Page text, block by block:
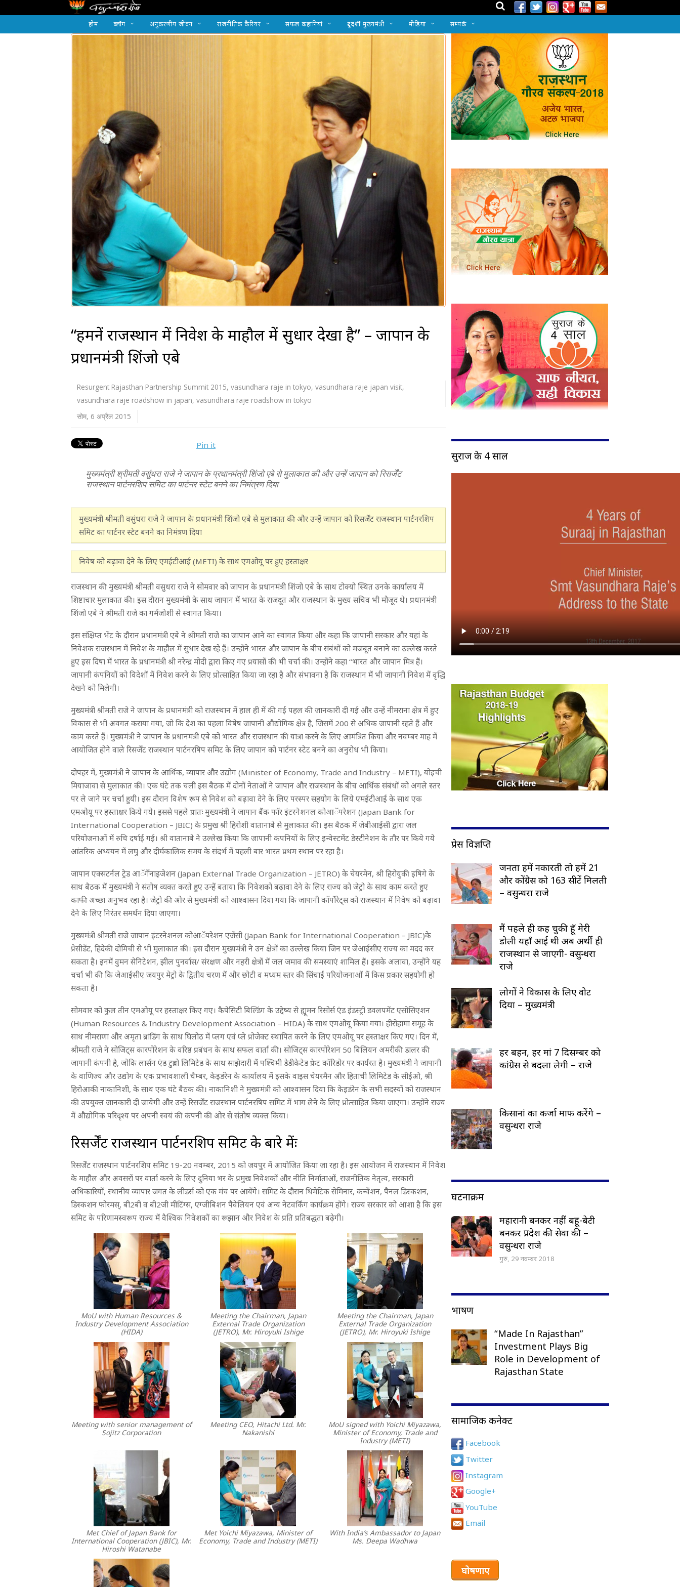
होम ब्लॉग अनुकरणीय जीवन राजनीतिक कैरियर सफल कहानियां दूरदर्शी मुख्यमंत्री मीडिया सम्पर्क
“हमनें राजस्थान में निवेश के माहौल में सुधार देखा है” – जापान के
प्रधानमंत्री शिंजो एबे
Resurgent Rajasthan Partnership Summit 2015, vasundhara raje in tokyo, vasundhara raje japan visit,
vasundhara raje roadshow in japan, vasundhara raje roadshow in tokyo
सोम, 6 अप्रैल 2015
Pin it
मुख्यमंत्री श्रीमती वसुंधरा राजे ने जापान के प्रधानमंत्री शिंजो एबे से मुलाकात की और उन्हें जापान को रिसर्जेंट
राजस्थान पार्टनरशिप समिट का पार्टनर स्टेट बनने का निमंत्रण दिया
मुख्यमंत्री श्रीमती वसुंधरा राजे ने जापान के प्रधानमंत्री शिंजो एबे से मुलाकात की और उन्हें जापान को रिसर्जेंट राजस्थान पार्टनरशिप
समिट का पार्टनर स्टेट बनने का निमंत्रण दिया
निवेष को बढ़ावा देने के लिए एमईटीआई (METI) के साथ एमओयू पर हुए हस्ताक्षर
राजस्थान की मुख्यमंत्री श्रीमती वसुधरा राजे ने सोमवार को जापान के प्रधानमंत्री शिंजो एबे के साथ टोक्यो स्थित उनके कार्यालय में
शिष्टाचार मुलाकात की। इस दौरान मुख्यमंत्री के साथ जापान में भारत के राजदूत और राजस्थान के मुख्य सचिव भी मौजूद थे। प्रधानमंत्री
शिंजो एबे ने श्रीमती राजे का गर्मजोशी से स्वागत किया।
इस संक्षिप्त भेंट के दौरान प्रधानमंत्री एबे ने श्रीमती राजे का जापान आने का स्वागत किया और कहा कि जापानी सरकार और यहां के
निवेशक राजस्थान में निवेश के माहौल में सुधार देख रहे हैं। उन्होंने भारत और जापान के बीच संबंधों को मजबूत बनाने का उल्लेख करते
हुए इस दिषा में भारत के प्रधानमंत्री श्री नरेन्द्र मोदी द्वारा किए गए प्रयासों की भी चर्चा की। उन्होंने कहा ‘‘भारत और जापान मित्र हैं।
जापानी कंपनियों को विदेशों में निवेश करने के लिए प्रोत्साहित किया जा रहा है और संभावना है कि राजस्थान में भी जापानी निवेश में वृद्धि
देखने को मिलेगी।
मुख्यमंत्री श्रीमती राजे ने जापान के प्रधानमंत्री को राजस्थान में हाल ही में की गई पहल की जानकारी दी गई और उन्हें नीमराना क्षेत्र में हुए
विकास से भी अवगत कराया गया, जो कि देश का पहला विषेष जापानी औद्योगिक क्षेत्र है, जिसमें 200 से अधिक जापानी रहते हैं और
काम करते हैं। मुख्यमंत्री ने जापान के प्रधानमंत्री एबे को भारत और राजस्थान की यात्रा करने के लिए आमंत्रित किया और नवम्बर माह में
आयोजित होने वाले रिसर्जेंट राजस्थान पार्टनरषिप समिट के लिए जापान को पार्टनर स्टेट बनने का अनुरोध भी किया।
दोपहर में, मुख्यमंत्री ने जापान के आर्थिक, व्यापार और उद्योग (Minister of Economy, Trade and Industry – METI), योइची
मियाजावा से मुलाकात की। एक घंटे तक चली इस बैठक में दोनों नेताओं ने जापान और राजस्थान के बीच आर्थिक संबंधों को अगले स्तर
पर ले जाने पर चर्चा हुयी। इस दौरान विशेष रूप से निवेश को बढ़ावा देने के लिए परस्पर सहयोग के लिये एमईटीआई के साथ एक
एमओयू पर हस्ताक्षर किये गये। इससे पहले प्रातः मुख्यमंत्री ने जापान बैंक फाॅर इंटरनेशनल कोआॅपरेशन (Japan Bank for
International Cooperation – JBIC) के प्रमुख श्री हिरोशी वातानाबे से मुलाकात की। इस बैठक में जेबीआईसी द्वारा जल
परियोजनाओं में रुचि दर्षाई गई। श्री वातानाबे ने उल्लेख किया कि जापानी कंपनियों के लिए इन्वेस्टमेंट डेस्टीनेशन के तौर पर किये गये
आंतरिक अध्ययन में लघु और दीर्घकालिक समय के संदर्भ में पहली बार भारत प्रथम स्थान पर रहा है।
जापान एक्सटर्नल ट्रेड आॅर्गेनाइजेशन (Japan External Trade Organization – JETRO) के चेयरमेन, श्री हिरोयुकी इषिगे के
साथ बैठक में मुख्यमंत्री ने संतोष व्यक्त करते हुए उन्हें बताया कि निवेशको बढ़ावा देने के लिए राज्य को जेट्रो के साथ काम करते हुए
काफी अच्छा अनुभव रहा है। जेट्रो की ओर से मुख्यमंत्री को आश्वासन दिया गया कि जापानी कॉर्पोरेट्स को राजस्थान में निवेष को बढ़ावा
देने के लिए निरंतर समर्थन दिया जाएगा।
मुख्यमंत्री श्रीमती राजे जापान इंटरनेशनल कोआॅपरेशन एजेंसी (Japan Bank for International Cooperation – JBIC)के
प्रेसीडेंट, हिदेकी दोमिची से भी मुलाकात की। इस दौरान मुख्यमंत्री ने उन क्षेत्रों का उल्लेख किया जिन पर जेआईसीए राज्य का मदद कर
सकता है। इनमें वुमन सेनिटेशन, झील पुनर्वास/ संरक्षण और नहरी क्षेत्रों में जल जमाव की समस्याएं शामिल हैं। इसके अलावा, उन्होंने यह
चर्चा भी की कि जेआईसीए जयपुर मेट्रो के द्वितीय चरण में और छोटी व मध्यम स्तर की सिंचाई परियोजनाओं में किस प्रकार सहयोगी हो
सकता है।
सोमवार को कुल तीन एमओयू पर हस्ताक्षर किए गए। कैपेसिटी बिल्डिंग के उद्देष्य से ह्यूमन रिसोर्स एंड इंडस्ट्री डवलपमेंट एसोसिएशन
(Human Resources & Industry Development Association – HIDA) के साथ एमओयू किया गया। हीरोहामा समूह के
साथ नीमराणा और अमृता ब्रांडिंग के साथ घिलोठ में प्लग एवं प्ले प्रोजेक्ट स्थापित करने के लिए एमओयू पर हस्ताक्षर किए गए। दिन में,
श्रीमती राजे ने सोजिट्स कारपोरेशन के वरिष्ठ प्रबंधन के साथ सफल वार्ता की। सोजिट्स कारपोरेशन 50 बिलियन अमरीकी डालर की
जापानी कंपनी है, जोकि लार्सन एंड टुब्रो लिमिटेड के साथ साझेदारी में पश्चिमी डेडीकेटेड फ्रेट कॉरिडोर पर कार्यरत है। मुख्यमंत्री ने जापानी
के वाणिज्य और उद्योग के एक प्रभावशाली चैम्बर, केइडंरेन के कार्यालय में इसके वाइस चेयरमैन और हिताची लिमिटेड के सीईओ, श्री
हिरोआकी नाकानिशी, के साथ एक घंटे बैठक की। नाकानिशी ने मुख्यमंत्री को आश्वासन दिया कि केइडंरेन के सभी सदस्यों को राजस्थान
की उपयुक्त जानकारी दी जायेगी और उन्हें रिसर्जेंट राजस्थान पार्टनरषिप समिट में भाग लेने के लिए प्रोत्साहित किया जाएगा। उन्होंने राज्य
में औद्योगिक परिदृश्य पर अपनी स्वयं की कंपनी की ओर से संतोष व्यक्त किया।
रिसर्जेंट राजस्थान पार्टनरशिप समिट के बारे मेंः
रिसर्जेंट राजस्थान पार्टनरशिप समिट 19-20 नवम्बर, 2015 को जयपुर में आयोजित किया जा रहा है। इस आयोजन में राजस्थान में निवेश
के माहौल और अवसरों पर वार्ता करने के लिए दुनिया भर के प्रमुख निवेशकों और नीति निर्माताओं, राजनीतिक नेतृत्व, सरकारी
अधिकारियों, स्थानीय व्यापार जगत के लीडर्स को एक मंच पर आयेंगे। समिट के दौरान थिमेटिक सेमिनार, कन्वेंशन, पैनल डिस्कशन,
डिस्कशन फोरमस्, बी2बी व बी2जी मीटिंग्स, एग्जीबिशन पैवेलियन एवं अन्य नेटवर्किंग कार्यक्रम होंगे। राज्य सरकार को आशा है कि इस
समिट के परिणामस्वरूप राज्य में वैश्विक निवेशकों का रूझान और निवेश के प्रति प्रतिबद्धता बढ़ेगी।
MoU with Human Resources &
Industry Development Association
(HIDA)
Meeting the Chairman, Japan
External Trade Organization
(JETRO), Mr. Hiroyuki Ishige
Meeting the Chairman, Japan
External Trade Organization
(JETRO), Mr. Hiroyuki Ishige
Meeting with senior management of
Sojitz Corporation
Meeting CEO, Hitachi Ltd. Mr.
Nakanishi
MoU signed with Yoichi Miyazawa,
Minister of Economy, Trade and
Industry (METI)
Met Chief of Japan Bank for
International Cooperation (JBIC), Mr.
Hiroshi Watanabe
Met Yoichi Miyazawa, Minister of
Economy, Trade and Industry (METI)
With India’s Ambassador to Japan
Ms. Deepa Wadhwa
सुराज के 4 साल
प्रेस विज्ञप्ति
जनता हमें नकारती तो हमें 21
और कोंग्रेस को 163 सीटें मिलती
– वसुन्धरा राजे
मैं पहले ही कह चुकी हूँ मेरी
डोली यहाँ आई थी अब अर्थी ही
राजस्थान से जाएगी- वसुन्धरा
राजे
लोगों ने विकास के लिए वोट
दिया – मुख्यमंत्री
हर बहन, हर मां 7 दिसम्बर को
कांग्रेस से बदला लेगी – राजे
किसानां का कर्जा माफ करेंगे –
वसुन्धरा राजे
घटनाक्रम
महारानी बनकर नहीं बहू-बेटी
बनकर प्रदेश की सेवा की –
वसुन्धरा राजे
गुरु, 29 नवम्बर 2018
भाषण
“Made In Rajasthan”
Investment Plays Big
Role in Development of
Rajasthan State
सामाजिक कनेक्ट
Facebook
Twitter
Instagram
Google+
YouTube
Email
घोषणाए